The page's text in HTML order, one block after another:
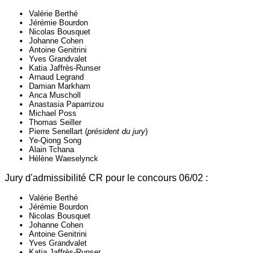
Valérie Berthé
Jérémie Bourdon
Nicolas Bousquet
Johanne Cohen
Antoine Genitrini
Yves Grandvalet
Katia Jaffrès-Runser
Arnaud Legrand
Damian Markham
Anca Muscholl
Anastasia Paparrizou
Michael Poss
Thomas Seiller
Pierre Senellart (président du jury)
Ye-Qiong Song
Alain Tchana
Hélène Waeselynck
Jury d'admissibilité CR pour le concours 06/02 :
Valérie Berthé
Jérémie Bourdon
Nicolas Bousquet
Johanne Cohen
Antoine Genitrini
Yves Grandvalet